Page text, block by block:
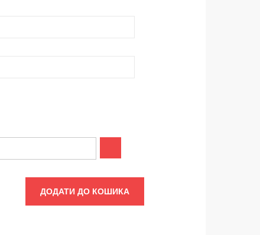
ДОДАТИ ДО КОШИКА